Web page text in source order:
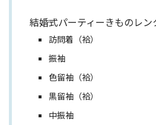
結婚式パーティーきものレ
訪問着（袷）
振袖
色留袖（袷）
黒留袖（袷）
中振袖